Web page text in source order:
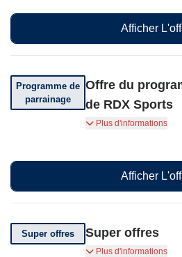
Afficher
Programme de
parrainage
Offre du
de RDX Sports
Rejoignez notre
Partagez avec vos
rabais sur leur
rabais sur vos
magasinent.
Plus d'informations
Afficher
Super offres Super offres
Super Offres sur la
Plus d'informations